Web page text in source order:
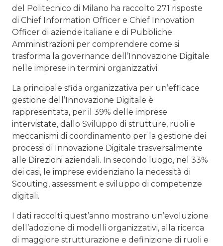
del Politecnico di Milano ha raccolto 271 risposte
di Chief Information Officer e Chief Innovation
Officer di aziende italiane e di Pubbliche
Amministrazioni per comprendere come si
trasforma la governance dell’Innovazione Digitale
nelle imprese in termini organizzativi.
La principale sfida organizzativa per un’efficace
gestione dell’Innovazione Digitale è
rappresentata, per il 39% delle imprese
intervistate, dallo Sviluppo di strutture, ruoli e
meccanismi di coordinamento per la gestione dei
processi di Innovazione Digitale trasversalmente
alle Direzioni aziendali. In secondo luogo, nel 33%
dei casi, le imprese evidenziano la necessità di
Scouting, assessment e sviluppo di competenze
digitali.
I dati raccolti quest’anno mostrano un’evoluzione
dell’adozione di modelli organizzativi, alla ricerca
di maggiore strutturazione e definizione di ruoli e